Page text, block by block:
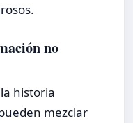
no
historia
mezclar